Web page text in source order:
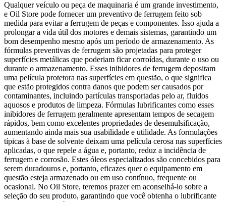
Qualquer veículo ou peça de maquinaria é um grande investimento,
e Oil Store pode fornecer um preventivo de ferrugem feito sob
medida para evitar a ferrugem de peças e componentes. Isso ajuda a
prolongar a vida útil dos motores e demais sistemas, garantindo um
bom desempenho mesmo após um período de armazenamento. As
fórmulas preventivas de ferrugem são projetadas para proteger
superfícies metálicas que poderiam ficar corroídas, durante o uso ou
durante o armazenamento. Esses inibidores de ferrugem depositam
uma película protetora nas superfícies em questão, o que significa
que estão protegidos contra danos que podem ser causados ​​por
contaminantes, incluindo partículas transportadas pelo ar, fluidos
aquosos e produtos de limpeza. Fórmulas lubrificantes como esses
inibidores de ferrugem geralmente apresentam tempos de secagem
rápidos, bem como excelentes propriedades de desemulsificação,
aumentando ainda mais sua usabilidade e utilidade. As formulações
típicas à base de solvente deixam uma película cerosa nas superfícies
aplicadas, o que repele a água e, portanto, reduz a incidência de
ferrugem e corrosão. Estes óleos especializados são concebidos para
serem duradouros e, portanto, eficazes quer o equipamento em
questão esteja armazenado ou em uso contínuo, frequente ou
ocasional. No Oil Store, teremos prazer em aconselhá-lo sobre a
seleção do seu produto, garantindo que você obtenha o lubrificante